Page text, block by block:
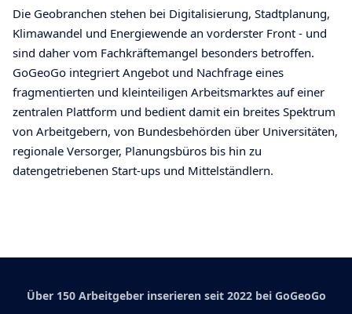
Die Geobranchen stehen bei Digitalisierung, Stadtplanung,
Klimawandel und Energiewende an vorderster Front - und
sind daher vom Fachkräftemangel besonders betroffen.
GoGeoGo integriert Angebot und Nachfrage eines
fragmentierten und kleinteiligen Arbeitsmarktes auf einer
zentralen Plattform und bedient damit ein breites Spektrum
von Arbeitgebern, von Bundesbehörden über Universitäten,
regionale Versorger, Planungsbüros bis hin zu
datengetriebenen Start-ups und Mittelständlern.
Über 150 Arbeitgeber inserieren seit 2022 bei GoGeoGo